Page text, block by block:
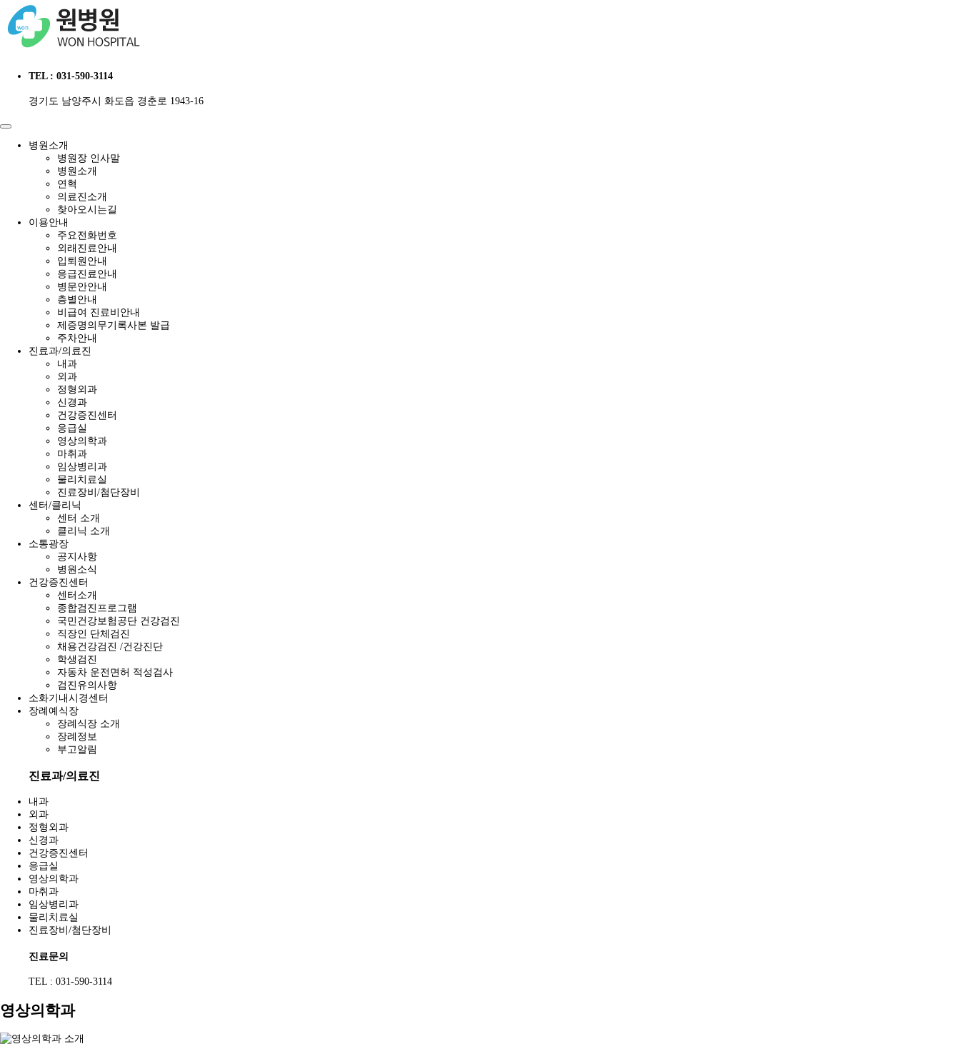
TEL : 031-590-3114
경기도 남양주시 화도읍 경춘로 1943-16
병원소개
병원장 인사말
병원소개
연혁
의료진소개
찾아오시는길
이용안내
주요전화번호
외래진료안내
입퇴원안내
응급진료안내
병문안안내
층별안내
비급여 진료비안내
제증명의무기록사본 발급
주차안내
진료과/의료진
내과
외과
정형외과
신경과
건강증진센터
응급실
영상의학과
마취과
임상병리과
물리치료실
진료장비/첨단장비
센터/클리닉
센터 소개
클리닉 소개
소통광장
공지사항
병원소식
건강증진센터
센터소개
종합검진프로그램
국민건강보험공단 건강검진
직장인 단체검진
채용건강검진 /건강진단
학생검진
자동차 운전면허 적성검사
검진유의사항
소화기내시경센터
장례예식장
장례식장 소개
장례정보
부고알림
진료과/의료진
내과
외과
정형외과
신경과
건강증진센터
응급실
영상의학과
마취과
임상병리과
물리치료실
진료장비/첨단장비
진료문의
TEL : 031-590-3114
영상의학과